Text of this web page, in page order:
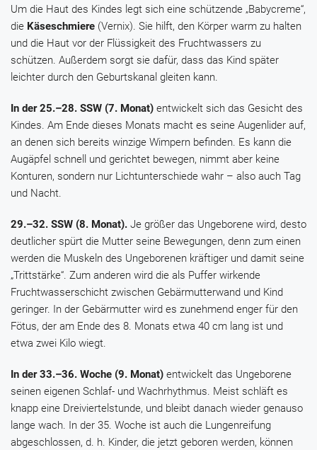
Um die Haut des Kindes legt sich eine schützende „Babycreme“,
die Käseschmiere (Vernix). Sie hilft, den Körper warm zu halten
und die Haut vor der Flüssigkeit des Fruchtwassers zu
schützen. Außerdem sorgt sie dafür, dass das Kind später
leichter durch den Geburtskanal gleiten kann.
In der 25.–28. SSW (7. Monat) entwickelt sich das Gesicht des
Kindes. Am Ende dieses Monats macht es seine Augenlider auf,
an denen sich bereits winzige Wimpern befinden. Es kann die
Augäpfel schnell und gerichtet bewegen, nimmt aber keine
Konturen, sondern nur Lichtunterschiede wahr – also auch Tag
und Nacht.
29.–32. SSW (8. Monat). Je größer das Ungeborene wird, desto
deutlicher spürt die Mutter seine Bewegungen, denn zum einen
werden die Muskeln des Ungeborenen kräftiger und damit seine
„Trittstärke“. Zum anderen wird die als Puffer wirkende
Fruchtwasserschicht zwischen Gebärmutterwand und Kind
geringer. In der Gebärmutter wird es zunehmend enger für den
Fötus, der am Ende des 8. Monats etwa 40 cm lang ist und
etwa zwei Kilo wiegt.
In der 33.–36. Woche (9. Monat) entwickelt das Ungeborene
seinen eigenen Schlaf- und Wachrhythmus. Meist schläft es
knapp eine Dreiviertelstunde, und bleibt danach wieder genauso
lange wach. In der 35. Woche ist auch die Lungenreifung
abgeschlossen, d. h. Kinder, die jetzt geboren werden, können